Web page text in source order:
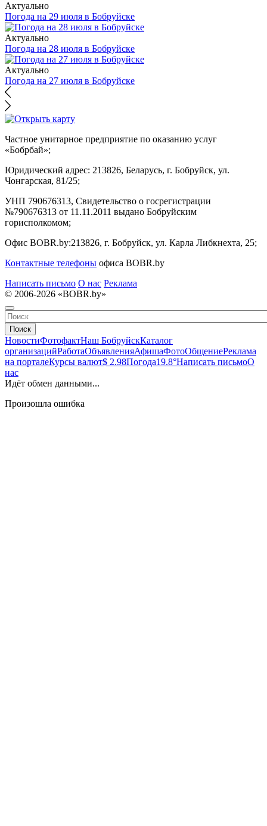
Актуально
Погода на 29 июля в Бобруйске
Актуально
Погода на 28 июля в Бобруйске
Актуально
Погода на 27 июля в Бобруйске
Частное унитарное предприятие по оказанию услуг
«Бобрбай»;
Юридический адрес: 213826, Беларусь, г. Бобруйск, ул.
Чонгарская, 81/25;
УНП 790676313, Свидетельство о госрегистрации
№790676313 от 11.11.2011 выдано Бобруйским
горисполкомом;
Офис BOBR.by:213826, г. Бобруйск, ул. Карла Либкнехта, 25;
Контактные телефоны офиса BOBR.by
Написать письмо О нас Реклама
© 2006-2026 «BOBR.by»
Поиск
НовостиФотофактНаш БобруйскКаталог
организацийРаботаОбъявленияАфишаФотоОбщениеРеклама
на порталеКурсы валют$ 2.98Погода19.8°Написать письмоО
нас
Идёт обмен данными...
Произошла ошибка